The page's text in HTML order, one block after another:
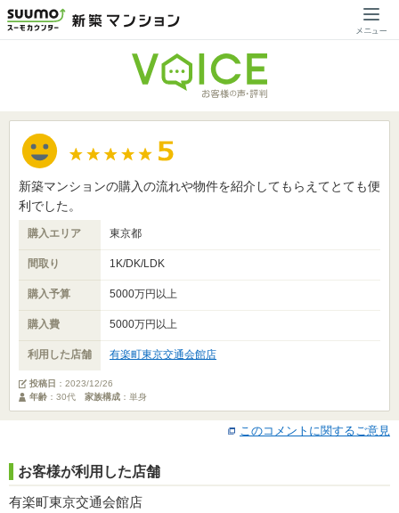
新築マンションの購入の流れや物件を紹介してもらえてとても便
利でした。
購入エリア 東京都
間取り 1K/DK/LDK
購入予算 5000万円以上
購入費 5000万円以上
利用した店舗 有楽町東京交通会館店
投稿日 ： 2023/12/26
年齢 ：30代 家族構成 ：単身
このコメントに関するご意見
お客様が利用した店舗
有楽町東京交通会館店